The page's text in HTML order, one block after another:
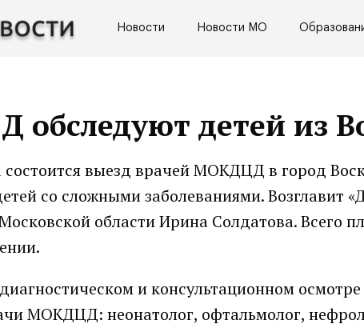
Новости Новости МО
детей из
выезд врачей МОКДЦД в город
со сложными заболеваниями. Возглавит
области Ирина Солдатова. Всего
и консультационном осмотре
МОКДЦД: неонатолог, офтальмолог,